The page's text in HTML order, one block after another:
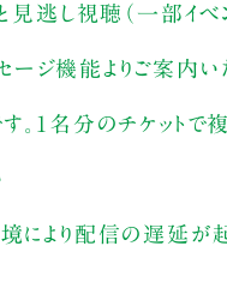
と見逃し視聴（一部イ
ージ機能よりご案内い
。1名分のチケットで
により配信の遅延が